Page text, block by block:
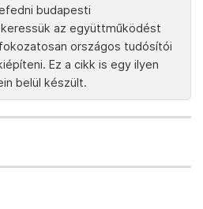
budapesti
az együttműködést
országos tudósítói
Ez a cikk is egy ilyen
belül készült.